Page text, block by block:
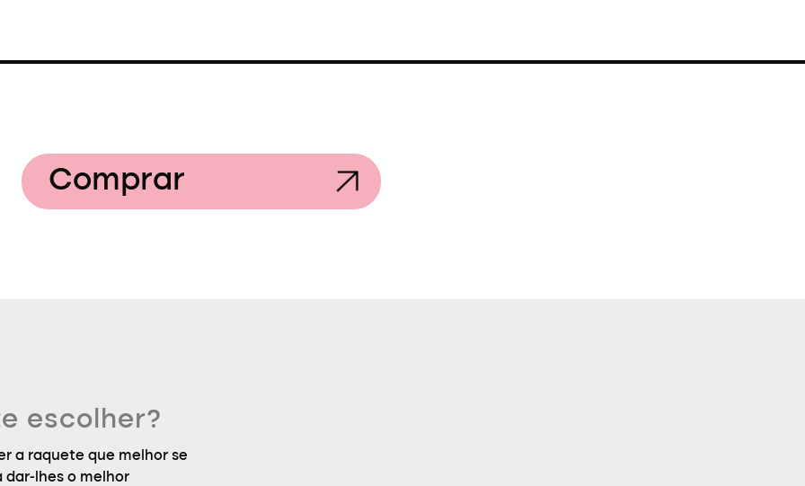
Comprar
escolher?
a raquete que melhor se
dar-lhes o melhor